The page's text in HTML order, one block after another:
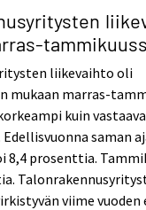
liikevaihto oli
mukaan marras-
kuin
saman
8,4 prosenttia.
viime